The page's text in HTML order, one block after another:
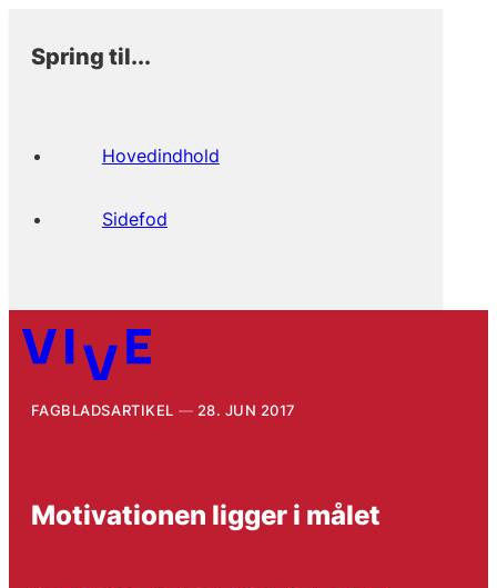
Spring til...
Hovedindhold
Sidefod
FAGBLADSARTIKEL 28. JUN 2017
Motivationen ligger i målet